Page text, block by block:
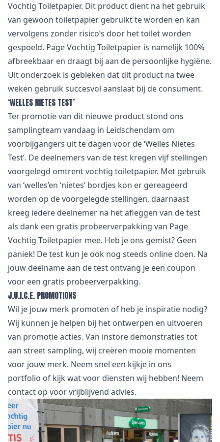
Vochtig Toiletpapier. Dit product dient na het gebruik
van gewoon toiletpapier gebruikt te worden en kan
vervolgens zonder risico’s door het toilet worden
gespoeld. Page Vochtig Toiletpapier is namelijk 100%
afbreekbaar en draagt bij aan de persoonlijke hygiëne.
Uit onderzoek is gebleken dat dit product na twee
weken gebruik succesvol aanslaat bij de consument.
‘WELLES NIETES TEST’
Ter promotie van dit nieuwe product stond ons
samplingteam vandaag in Leidschendam om
voorbijgangers uit te dagen voor de ‘Welles Nietes
Test’. De deelnemers van de test kregen vijf stellingen
voorgelegd omtrent vochtig toiletpapier. Met gebruik
van ‘welles’en ‘nietes’ bordjes kon er gereageerd
worden op de voorgelegde stellingen, daarnaast
kreeg iedere deelnemer na het afleggen van de test
als dank een gratis probeerverpakking van Page
Vochtig Toiletpapier mee. Heb je ons gemist? Geen
paniek! De test kun je ook nog steeds online doen. Na
jouw deelname aan de test ontvang je een coupon
voor een gratis probeerverpakking.
J.U.I.C.E. PROMOTIONS
Wil je jouw merk promoten of heb je inspiratie nodig?
Wij kunnen je helpen bij het ontwerpen en uitvoeren
van promotie acties. Van instore demonstraties tot
aan street sampling, wij creëren mooie momenten
voor jouw merk. Neem snel een kijkje in ons
portfolio of kijk wat voor diensten wij hebben! Neem
contact op voor vrijblijvend advies.